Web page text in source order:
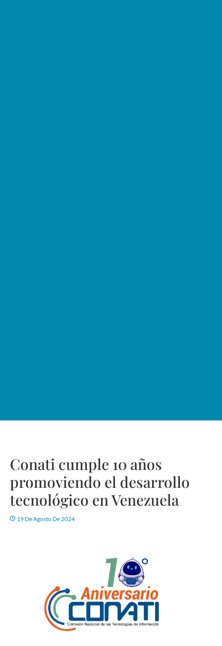
Conati cumple 10 años
promoviendo el desarrollo
tecnológico en Venezuela
19 De Agosto De 2024